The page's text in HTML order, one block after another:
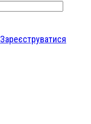
Зареєструватися